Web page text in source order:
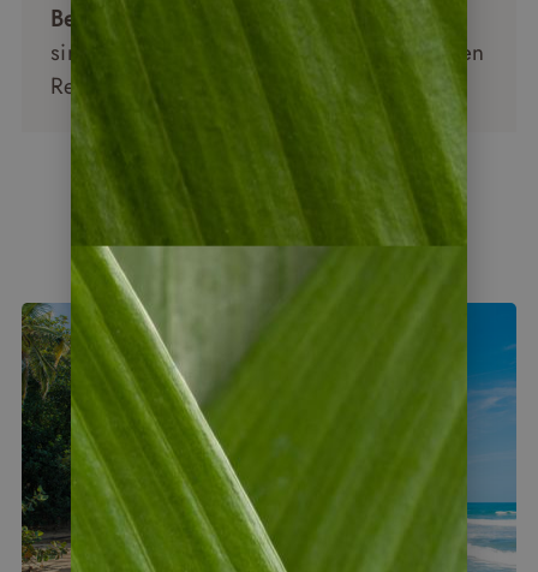
Beste Reisezeit:
September und Oktober
sind ideal. Ab November beginnt in vielen
Regionen die Regenzeit.
Peru Reisen entdecken